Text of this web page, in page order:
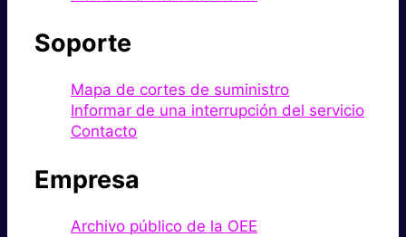
Soporte
Mapa de cortes de suministro
Informar de una interrupción del servicio
Contacto
Empresa
Archivo público de la OEE